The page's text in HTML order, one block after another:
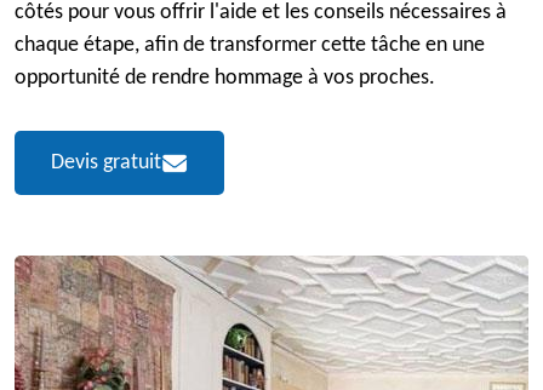
côtés pour vous offrir l'aide et les conseils nécessaires à
chaque étape, afin de transformer cette tâche en une
opportunité de rendre hommage à vos proches.
Devis gratuit